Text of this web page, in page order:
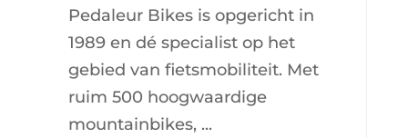
Pedaleur Bikes is opgericht in
1989 en dé specialist op het
gebied van fietsmobiliteit. Met
ruim 500 hoogwaardige
mountainbikes, ...